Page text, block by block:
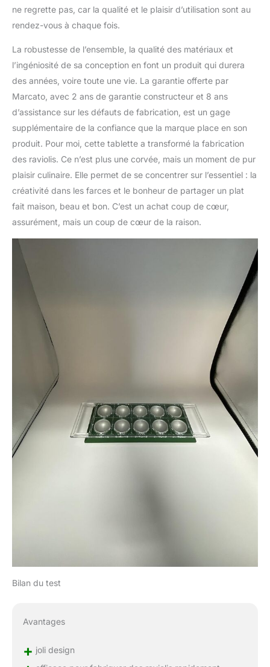
ne regrette pas, car la qualité et le plaisir d’utilisation sont au
rendez-vous à chaque fois.
La robustesse de l’ensemble, la qualité des matériaux et
l’ingéniosité de sa conception en font un produit qui durera
des années, voire toute une vie. La garantie offerte par
Marcato, avec 2 ans de garantie constructeur et 8 ans
d’assistance sur les défauts de fabrication, est un gage
supplémentaire de la confiance que la marque place en son
produit. Pour moi, cette tablette a transformé la fabrication
des raviolis. Ce n’est plus une corvée, mais un moment de pur
plaisir culinaire. Elle permet de se concentrer sur l’essentiel : la
créativité dans les farces et le bonheur de partager un plat
fait maison, beau et bon. C’est un achat coup de cœur,
assurément, mais un coup de cœur de la raison.
Bilan du test
Avantages
+ joli design